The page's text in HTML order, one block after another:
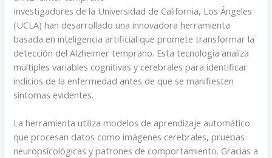
Investigadores de la Universidad de California, Los Ángeles
(UCLA) han desarrollado una innovadora herramienta
basada en inteligencia artificial que promete transformar la
detección del Alzheimer temprano. Esta tecnología analiza
múltiples variables cognitivas y cerebrales para identificar
indicios de la enfermedad antes de que se manifiesten
síntomas evidentes.
La herramienta utiliza modelos de aprendizaje automático
que procesan datos como imágenes cerebrales, pruebas
neuropsicológicas y patrones de comportamiento. Gracias a